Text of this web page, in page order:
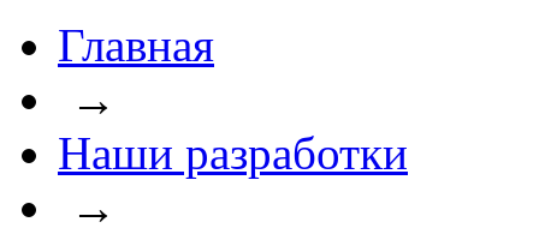
Главная
→
Наши разработки
→